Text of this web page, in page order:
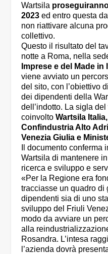
Wartsila
2023 ed entro questa
non riattivare alcuna
collettivo.
Questo il risultato del
notte a Roma, nella
Imprese e del Made in
viene avviato un
del sito, con l’obiettivo
dei dipendenti della
dell’indotto. La sigla
coinvoltoWartsila
Confindustria Alto
Venezia Giulia e
Il documento conferma
Wartsila di mantenere
ricerca e sviluppo e
«Per la Regione era
tracciasse un quadro di
dipendenti sia di uno
sviluppo del Friuli
modo da avviare un
alla
Rosandra. L’intesa
l’azienda dovrà